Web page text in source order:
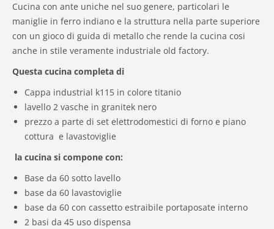
Cucina con ante uniche nel suo genere, particolari le
maniglie in ferro indiano e la struttura nella parte superiore
con un gioco di guida di metallo che rende la cucina cosi
anche in stile veramente industriale old factory.
Questa cucina completa di
Cappa industrial k115 in colore titanio
lavello 2 vasche in granitek nero
prezzo a parte di set elettrodomestici di forno e piano
cottura e lavastoviglie
la cucina si compone con:
Base da 60 sotto lavello
base da 60 lavastoviglie
base da 60 con cassetto estraibile portaposate interno
2 basi da 45 uso dispensa